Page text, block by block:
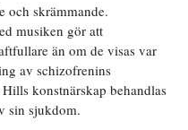
och skrämmande.
musiken gör att
än om de visas var
av schizofrenins
konstnärskap behandlas
sin sjukdom.